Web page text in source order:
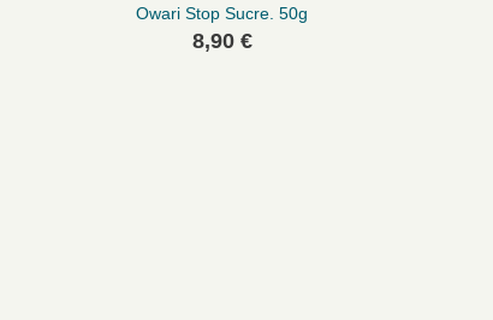
Owari Stop Sucre. 50g
8,90 €